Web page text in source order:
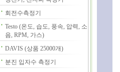
회전수측정기
Testo (온도, 습도, 풍속, 압력, 소
음, RPM, 가스)
DAVIS (상품 25000개)
분진 입자수 측정기